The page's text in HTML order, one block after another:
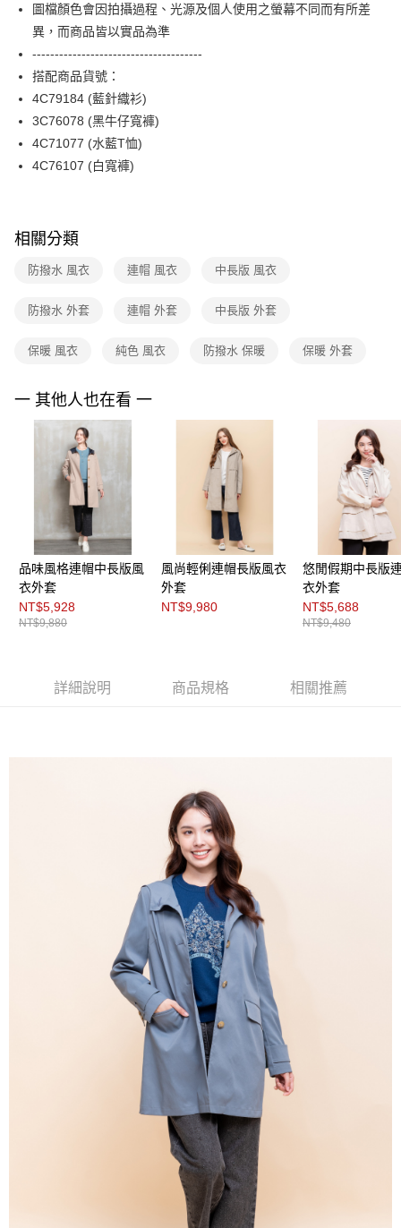
玉山商業銀行
星展（台灣）商業銀行
台新國際商業銀行
【關於「AFTEE先享後付」】
AFTEE先享後付是「在收到商品之後才付款」的支付方式。 讓您購物簡單
便利好安心！
１．簡單：不需註冊會員、不需綁卡、不需儲值。
２．便利：只要手機號碼，簡訊認證，即可結帳。
【「AFTEE先享後付」結帳流程】
１．於結帳方式選擇「AFTEE先享後付」後，將跳轉至「AFTEE先享後付」
結帳頁面，進行簡訊認證並確認金額後，即可完成結帳。
２．訂單成立數日內，您將收到繳費通知簡訊。
購買商品的店家。未經商家同意取消之訂單仍視為有效，需透過AFTEE先享
後付繳納相關費用。
※ 交易是否成功請以「AFTEE先享後付 」之結帳頁面顯示為準，若有關於
１．透過由恩沛科技股份有限公司提供之「AFTEE先享後付」服務完成之交
２．關於個人資料處理事宜，請瀏覽以下網址：
https://aftee.tw/terms/#terms3
３．未成年的使用者請事先徵得法定代理人或監護人之同意方可使用
「AFTEE先享後付」，若未經同意申辦者引起之損失，本公司不負相關責
４．使用「AFTEE先享後付」時，將依據個別帳號之用戶狀況，依本公司即
時審查核予不同之上限額度；若仍有額度不足之情形，本公司將視審查結果
請求用戶進行身份認證。
５．嚴禁一人註冊多個帳號或使用他人資訊註冊。若發現惡意使用之情形，
恩沛科技股份有限公司將有權停止該用戶之使用額度並採取法律行動。
付款後全家FamilyMart取貨
每筆NT$90，滿NT$3,600(含以上)免運費
付款後7-11取貨
每筆NT$90，滿NT$3,600(含以上)免運費
每筆NT$90，滿NT$3,600(含以上)免運費
離島宅配 (蘭嶼恕不配送)
免運費
圖檔顏色會因拍攝過程、光源及個人使用之螢幕不同而有所差
異，而商品皆以實品為準
--------------------------------------
搭配商品貨號：
4C79184 (藍針織衫)
3C76078 (黑牛仔寬褲)
4C71077 (水藍T恤)
4C76107 (白寬褲)
相關分類
防撥水 風衣 連帽 風衣 中長版 風衣
防撥水 外套 連帽 外套 中長版 外套
保暖 風衣 純色 風衣 防撥水 保暖 保暖 外套
一 其他人也在看 一
品味風格連帽中長版風
衣外套
NT$5,928
NT$9,880
風尚輕俐連帽長版風衣
外套
NT$9,980
悠閒假期中長版
衣外套
NT$5,688
NT$9,480
詳細說明 商品規格 相關推薦